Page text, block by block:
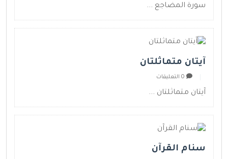
سورة المضاجع ...
آيتان متماثلتان
آيتان متماثلتان ...
سنام القرآن